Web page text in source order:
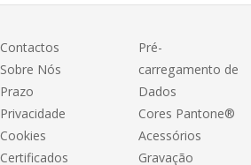
Contactos
Sobre Nós
Prazo
Privacidade
Cookies
Certificados
Pré-
carregamento de
Dados
Cores Pantone®
Acessórios
Gravação